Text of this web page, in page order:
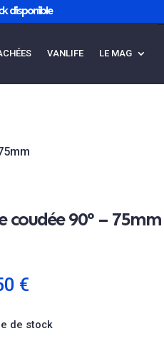
disponible
VANLIFE LE MAG
coudée 90° – 75mm
€
de stock